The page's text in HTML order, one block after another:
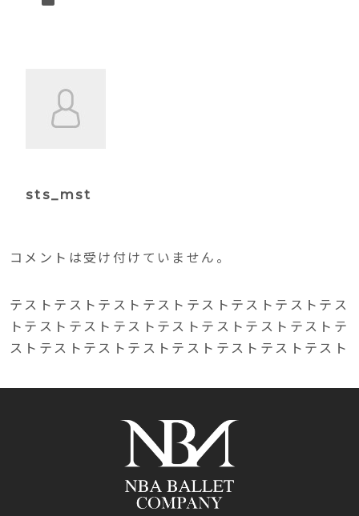
sts_mst
コメントは受け付けていません。
テストテストテストテストテストテストテストテス
トテストテストテストテストテストテストテストテ
ストテストテストテストテストテストテストテスト